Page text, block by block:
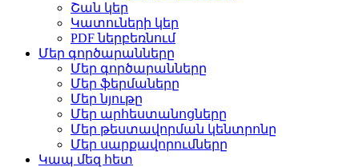
Շան կեր
Կատուների կեր
PDF ներբեռնում
Մեր գործարանները
Մեր գործարանները
Մեր ֆերմաները
Մեր նյութը
Մեր արհեստանոցները
Մեր թեստավորման կենտրոնը
Մեր սարքավորումները
Կապ մեզ հետ